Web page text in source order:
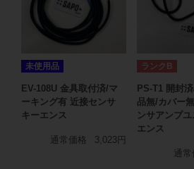
未使用品
EV-108U 金具取付済/マ
ーキング有 近接センサ
キーエンス
通常価格 3,023円
ランクB
PS-T1 開封済
品無/カバー
ンサアンプ
エンス
通